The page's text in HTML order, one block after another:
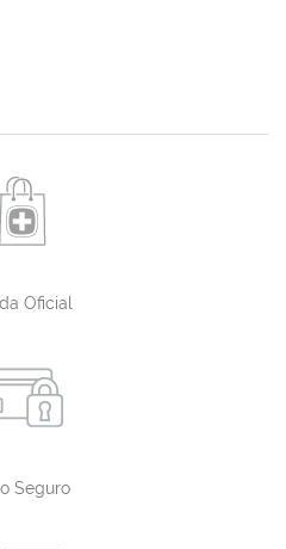
Oficial
Seguro